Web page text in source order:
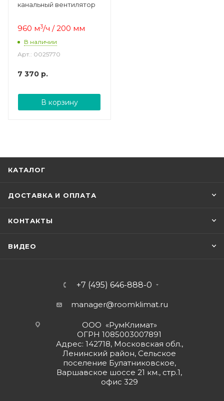
канальный вентилятор
960 м3/ч / 200 мм
В наличии
Арт.: 0025770
7 370 р.
В корзину
КАТАЛОГ
ДОСТАВКА И ОПЛАТА
КОНТАКТЫ
ВИДЕО
+7 (495) 646-888-0
manager@roomklimat.ru
ООО «РумКлимат»
ОГРН 1085003007891
Адрес: 142718, Московская обл.,
Ленинский район, Сельское
поселение Булатниковское,
Варшавское шоссе 21 км., стр.1,
офис 329